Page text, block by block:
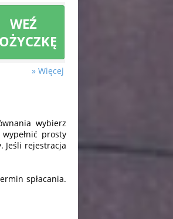
WEŹ
» Więcej
wybierz
prosty
Jeśli rejestracja
spłacania.